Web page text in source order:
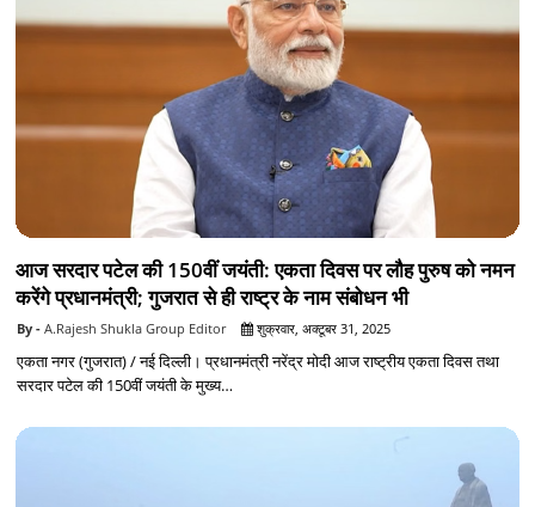
आज सरदार पटेल की 150वीं जयंती: एकता दिवस पर लौह पुरुष को नमन
करेंगे प्रधानमंत्री; गुजरात से ही राष्ट्र के नाम संबोधन भी
A.Rajesh Shukla Group Editor शुक्रवार, अक्टूबर 31, 2025
एकता नगर (गुजरात) / नई दिल्ली। प्रधानमंत्री नरेंद्र मोदी आज राष्ट्रीय एकता दिवस तथा
सरदार पटेल की 150वीं जयंती के मुख्य…